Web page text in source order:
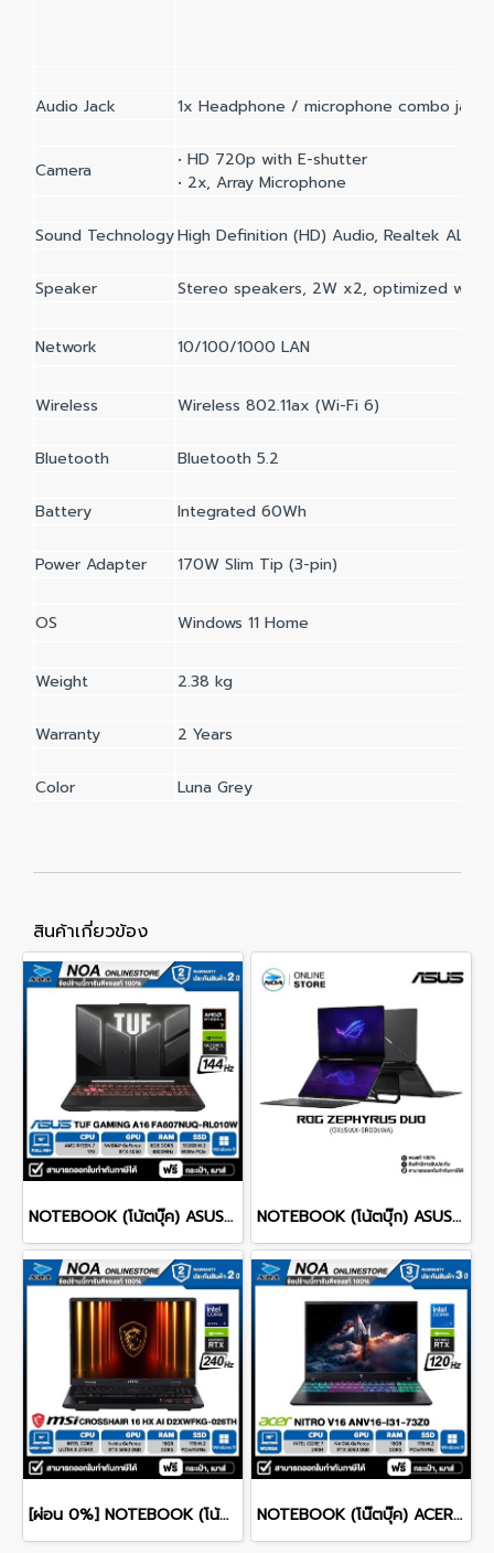
Audio Jack 1x Headphone / microphone combo jack
Camera
• HD 720p with E-shutter
• 2x, Array Microphone
Sound TechnologyHigh Definition (HD) Audio, Realtek
Speaker Stereo speakers, 2W x2, optimized with
Network 10/100/1000 LAN
Wireless Wireless 802.11ax (Wi-Fi 6)
Bluetooth Bluetooth 5.2
Battery Integrated 60Wh
Power Adapter 170W Slim Tip (3-pin)
OS Windows 11 Home
Weight 2.38 kg
Warranty 2 Years
Color Luna Grey
สินค้าเกี่ยวข้อง
NOTEBOOK (โน้ตบุ๊ค) ASUS TUF GAMING A16 FA607NUQ-RL010W 16" FHD+ 144Hz/RYZEN 7 170/RAM 8GB/SSD 512GB/RTX4050 รับประกันซ่อมฟรีถึงบ้าน 2ปี NOTEBOOK (โน้ตบุ๊ก) ASUS ROG ZEPHYRUS DUO 16 GX651AX-SR006WA 16" 3K OLED 120Hz Touchscreen/ULTRA 9 386H/64GB/SSD 2TB/RTX 5090/WINDOWS 11+MS OFFICE รับประกันศูนย์ไทย 3ปี
[ผ่อน 0%] NOTEBOOK (โน้ตบุ๊ก) MSI CROSSHAIR 16 HX AI D2XWFKG-026TH 16" QHD+ 240Hz/CORE ULTRA 9 275HX/RAM 16GB/SSD 1B/RTX 5060/WINDOWS /11+OFFICE รับประกันศูนย์ไทย 2ปี NOTEBOOK (โน๊ตบุ๊ค) ACER NITRO V 16 ANV16-I31-73Z0 16-inch WUXGA/CORE 7 240H/16GB/SSD 1TB/RTX 5060/WINDOWS 11 รับประกันซ่อมฟรีถึงบ้าน 3ปี